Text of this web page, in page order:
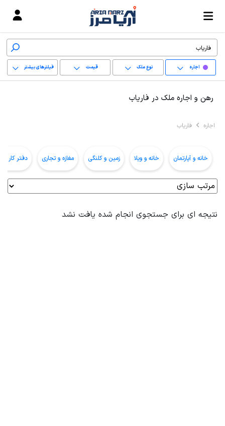
اجاره نوع ملک قیمت فیلترهای بیشتر
رهن و اجاره ملک در فاریاب
اجاره فاریاب
خانه و آپارتمان خانه و ویلا زمین و کلنگی مغازه و تجاری دفتر کار و
نتیجه ای برای جستجوی انجام شده یافت نشد